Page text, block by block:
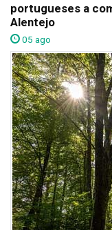
portugueses a
Alentejo
05 ago